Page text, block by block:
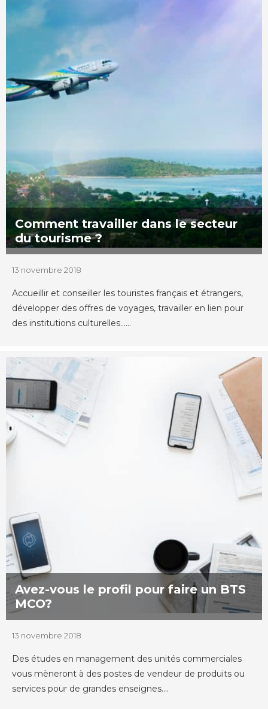
Comment travailler dans le secteur
du tourisme ?
13 novembre 2018
Accueillir et conseiller les touristes français et étrangers,
développer des offres de voyages, travailler en lien pour
des institutions culturelles…...
Avez-vous le profil pour faire un BTS
MCO?
13 novembre 2018
Des études en management des unités commerciales
vous mèneront à des postes de vendeur de produits ou
services pour de grandes enseignes....